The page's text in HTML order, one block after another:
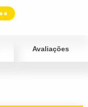
Avaliações